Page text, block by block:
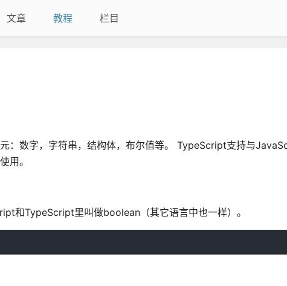
文章 教程 栏目
：数字，字符串，结构体，布尔值等。 TypeScript支持与
用。
和TypeScript里叫做boolean（其它语言中也一样）。